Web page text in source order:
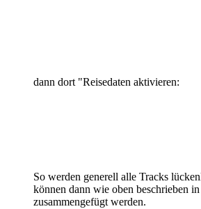
dann dort "Reisedaten aktivieren:
So werden generell alle Tracks
können dann wie oben beschrieben
zusammengefügt werden.